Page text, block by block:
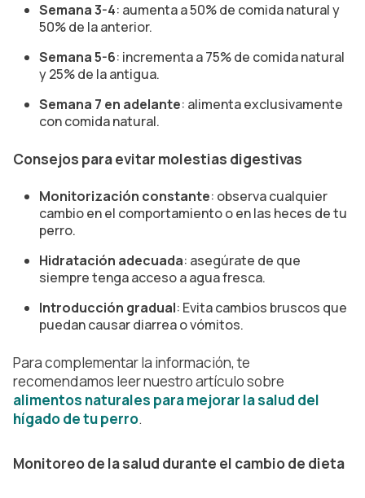
Semana 3-4: aumenta a 50% de comida natural y
50% de la anterior.
Semana 5-6: incrementa a 75% de comida natural
y 25% de la antigua.
Semana 7 en adelante: alimenta exclusivamente
con comida natural.
Consejos para evitar molestias digestivas
Monitorización constante: observa cualquier
cambio en el comportamiento o en las heces de tu
perro.
Hidratación adecuada: asegúrate de que
siempre tenga acceso a agua fresca.
Introducción gradual: Evita cambios bruscos que
puedan causar diarrea o vómitos.
Para complementar la información, te
recomendamos leer nuestro artículo sobre
alimentos naturales para mejorar la salud del
hígado de tu perro.
Monitoreo de la salud durante el cambio de dieta